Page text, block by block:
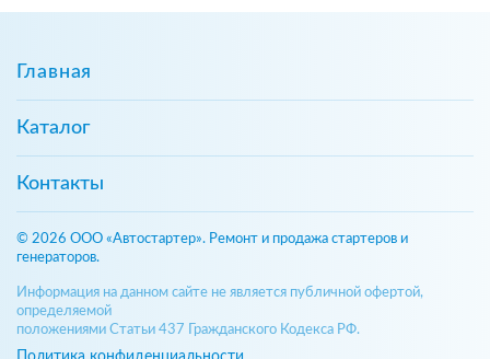
Главная
Каталог
Контакты
© 2026 ООО «Автостартер». Ремонт и продажа стартеров и
генераторов.
Информация на данном сайте не является публичной офертой,
определяемой
положениями Статьи 437 Гражданского Кодекса РФ.